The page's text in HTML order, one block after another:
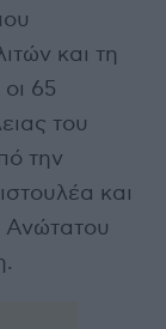
και τη
65
του
την
και
Ανώτατου